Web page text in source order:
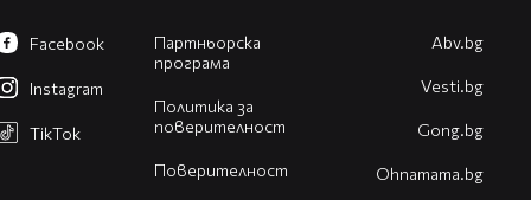
Партньорска
програма
Политика за
поверителност
Поверителност
Facebook
Instagram
TikTok
Abv.bg
Vesti.bg
Gong.bg
Оhnamama.bg